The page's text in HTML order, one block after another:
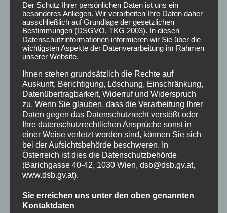
Sie erreichen uns unter den oben genannten
Kontaktdaten
Kategorien betroffener Personen
Zweck der Verarbeitung
– Zurverfügungstellung des Onlineangebotes,
seiner Funktionen und Inhalte.
– Beantwortung von Kontaktanfragen und
Kommunikation mit den Besuchern.
SSL-Verschlüsselung
Sie erkennen derart verschlüsselte
Der Schutz Ihrer persönlichen Daten ist uns ein
besonderes Anliegen. Wir verarbeiten Ihre Daten daher
ausschließlich auf Grundlage der gesetzlichen
Bestimmungen (DSGVO, TKG 2003). In diesen
Datenschutzinformationen informieren wir Sie über die
wichtigsten Aspekte der Datenverarbeitung im Rahmen
unserer Website.
Ihnen stehen grundsätzlich die Rechte auf
Auskunft, Berichtigung, Löschung, Einschränkung,
Datenübertragbarkeit, Widerruf und Widerspruch
zu. Wenn Sie glauben, dass die Verarbeitung Ihrer
Daten gegen das Datenschutzrecht verstößt oder
Ihre datenschutzrechtlichen Ansprüche sonst in
einer Weise verletzt worden sind, können Sie sich
bei der Aufsichtsbehörde beschweren. In
Österreich ist dies die Datenschutzbehörde
(Barichgasse 40-42, 1030 Wien, dsb@dsb.gv.at,
www.dsb.gv.at).
Sie erreichen uns unter den oben genannten
Kontaktdaten